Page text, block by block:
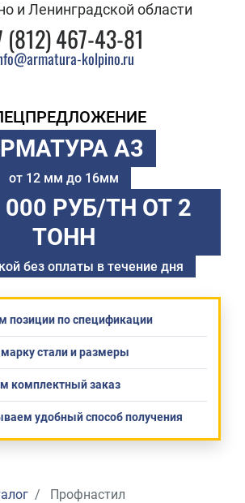
и Ленинградской области
(812) 467-43-81
kolpino.ru
А3
от 12 мм до 16мм
000 РУБ/ТН ОТ 2
ТОНН
без оплаты в течение дня
позиции по спецификации
стали и размеры
комплектный заказ
удобный способ получения
Профнастил